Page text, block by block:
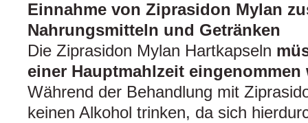
Einnahme von Ziprasidon Mylan
Nahrungsmitteln und Getränken
Die Ziprasidon Mylan Hartkapseln
einer Hauptmahlzeit eingenommen
Während der Behandlung mit
keinen Alkohol trinken, da sich